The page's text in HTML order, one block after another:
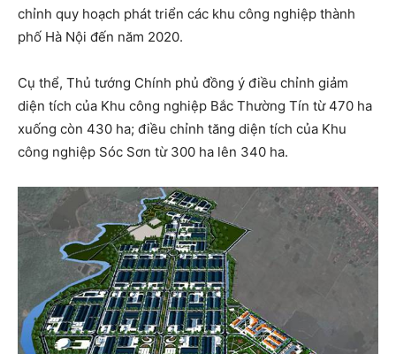
chỉnh quy hoạch phát triển các khu công nghiệp thành
phố Hà Nội đến năm 2020.
Cụ thể, Thủ tướng Chính phủ đồng ý điều chỉnh giảm
diện tích của Khu công nghiệp Bắc Thường Tín từ 470 ha
xuống còn 430 ha; điều chỉnh tăng diện tích của Khu
công nghiệp Sóc Sơn từ 300 ha lên 340 ha.